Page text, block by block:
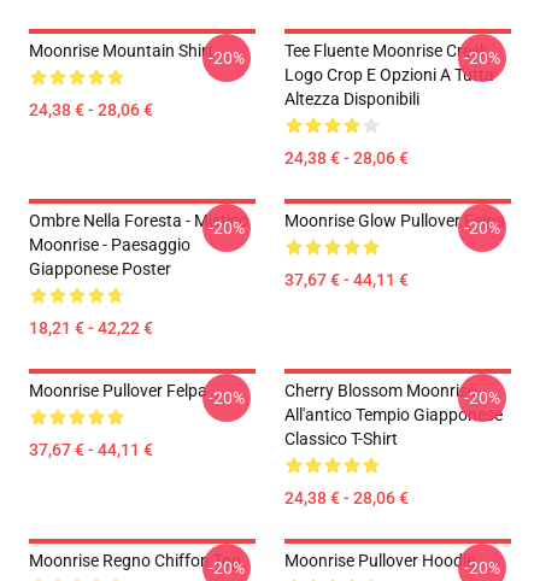
Moonrise Mountain Shirt
24,38 € - 28,06 €
-20%
Tee Fluente Moonrise Creek
Logo Crop E Opzioni A Tutta
Altezza Disponibili
24,38 € - 28,06 €
-20%
Ombre Nella Foresta - Mistico
Moonrise - Paesaggio
Giapponese Poster
18,21 € - 42,22 €
-20% Moonrise Glow Pullover Felpa
37,67 € - 44,11 €
-20%
Moonrise Pullover Felpa
37,67 € - 44,11 €
-20%
Cherry Blossom Moonrise
All'antico Tempio Giapponese
Classico T-Shirt
24,38 € - 28,06 €
-20%
Moonrise Regno Chiffon Top
-20% Moonrise Pullover Hoodie-20%